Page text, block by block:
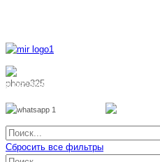
8 962 888 51 55
Сбросить все фильтры